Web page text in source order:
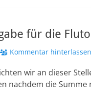
für die
Kommentar hinterlassen
wir an dieser
nachdem die Summe